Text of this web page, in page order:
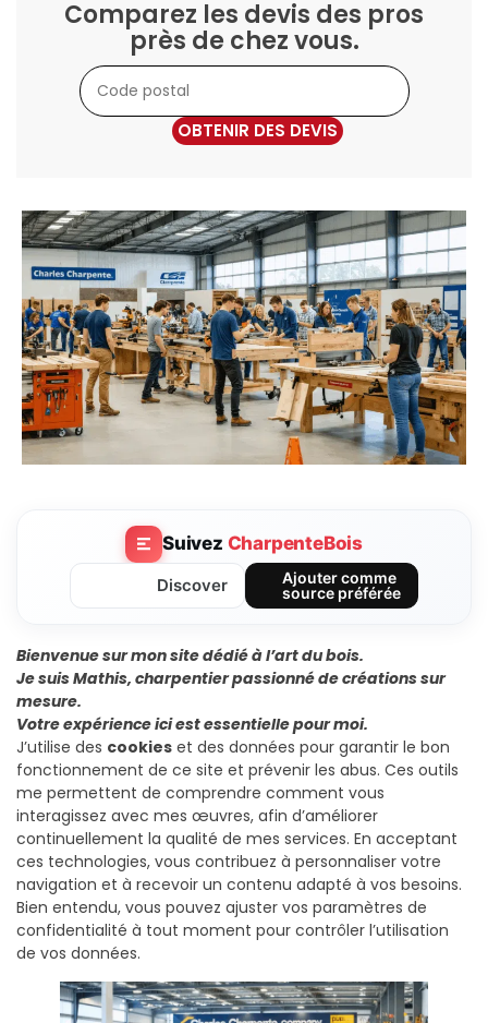
Comparez les devis des pros
près de chez vous.
OBTENIR DES DEVIS
Suivez CharpenteBois
Discover
Ajouter comme
source préférée
Bienvenue sur mon site dédié à l’art du bois.
Je suis Mathis, charpentier passionné de créations sur
mesure.
Votre expérience ici est essentielle pour moi.
J’utilise des cookies et des données pour garantir le bon
fonctionnement de ce site et prévenir les abus. Ces outils
me permettent de comprendre comment vous
interagissez avec mes œuvres, afin d’améliorer
continuellement la qualité de mes services. En acceptant
ces technologies, vous contribuez à personnaliser votre
navigation et à recevoir un contenu adapté à vos besoins.
Bien entendu, vous pouvez ajuster vos paramètres de
confidentialité à tout moment pour contrôler l’utilisation
de vos données.